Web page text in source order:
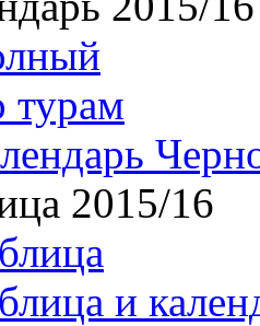
турам
2015/16
и